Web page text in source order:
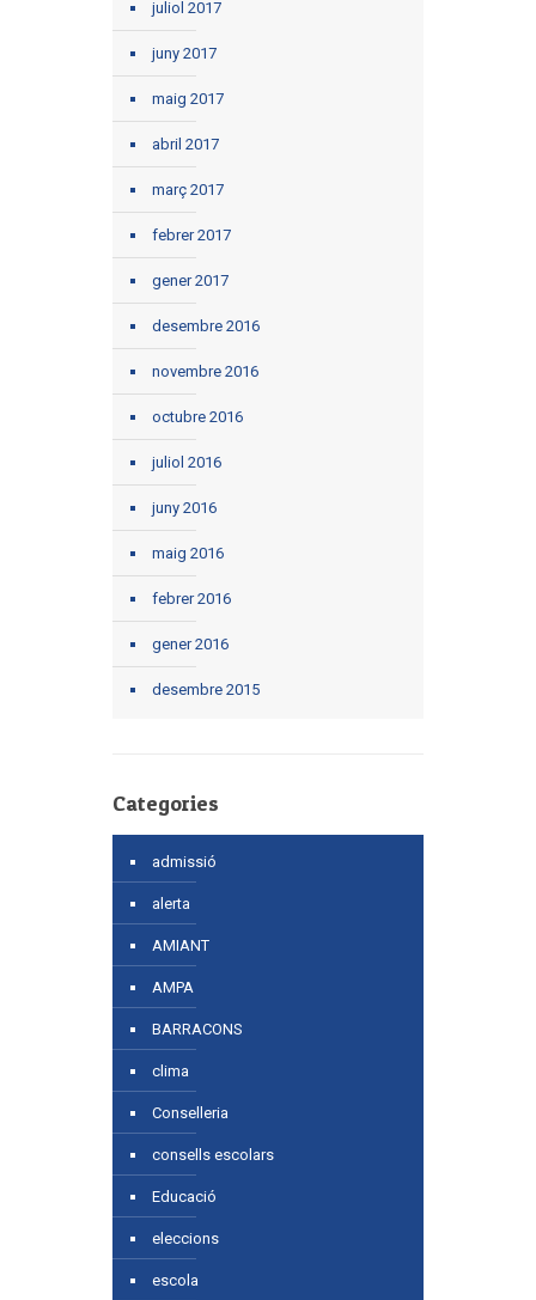
juliol 2017
juny 2017
maig 2017
abril 2017
març 2017
febrer 2017
gener 2017
desembre 2016
novembre 2016
octubre 2016
juliol 2016
juny 2016
maig 2016
febrer 2016
gener 2016
desembre 2015
Categories
admissió
alerta
AMIANT
AMPA
BARRACONS
clima
Conselleria
consells escolars
Educació
eleccions
escola